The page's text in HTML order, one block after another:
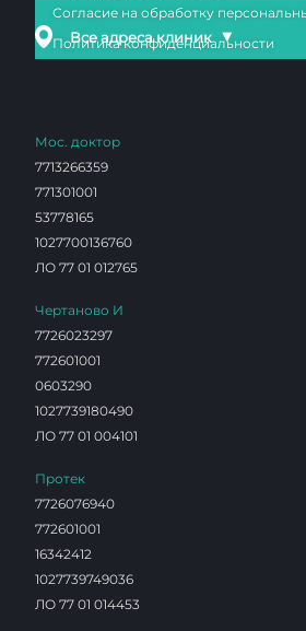
Все адреса клиник ▼
Согласие на обработку
Политика конфиденциальности
Мос. доктор
7713266359
771301001
53778165
1027700136760
ЛО 77 01 012765
Чертаново И
7726023297
772601001
0603290
1027739180490
ЛО 77 01 004101
Протек
7726076940
772601001
16342412
1027739749036
ЛО 77 01 014453